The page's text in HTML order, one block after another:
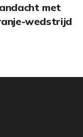
met
wedstrijd